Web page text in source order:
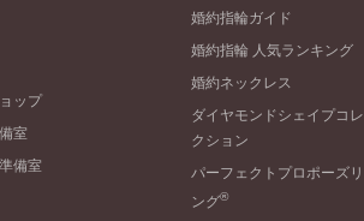
ップ
室
備室
ラインメレ
モード
エレガント
ゴージャス
50万円台～
20万円台～
10万円台～
婚約指輪ガイド
婚約指輪 人気ランキング
婚約ネックレス
ダイヤモンドシェイプコレ
クション
パーフェクトプロポーズリ
ング®